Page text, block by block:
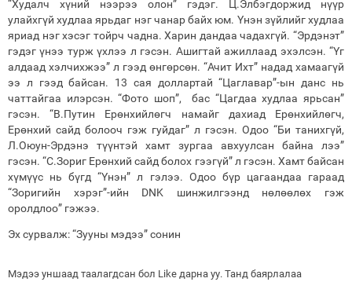
“Худалч хүний нээрээ олон” гэдэг. Ц.Элбэгдоржид нүүр
улайхгүй худлаа ярьдаг нэг чанар байх юм. Үнэн зүйлийг худлаа
яриад нэг хэсэг тойрч чадна. Харин дандаа чадахгүй. “Эрдэнэт”
гэдэг үнээ турж үхлээ л гэсэн. Ашигтай ажиллаад эхэлсэн. “Үг
алдаад хэлчихжээ” л гээд өнгөрсөн. “Ачит Ихт” надад хамаагүй
ээ л гээд байсан. 13 сая доллартай “Цаглавар”-ын данс нь
чаттайгаа илэрсэн. “Фото шоп”, бас “Цагдаа худлаа ярьсан”
гэсэн. “В.Путин Ерөнхийлөгч намайг дахиад Ерөнхийлөгч,
Ерөнхий сайд болооч гэж гуйдаг” л гэсэн. Одоо “Би танихгүй,
Л.Оюун-Эрдэнэ түүнтэй хамт зургаа авхуулсан байна лээ”
гэсэн. “C.Зориг Ерөнхий сайд болох гээгүй” л гэсэн. Хамт байсан
хүмүүс нь бүгд “Үнэн” л гэлээ. Одоо бүр цагаандаа гараад
“Зоригийн хэрэг”-ийн DNK шинжилгээнд нөлөөлөх гэж
оролдлоо” гэжээ.
Эх сурвалж: “Зууны мэдээ” сонин
Мэдээ уншаад таалагдсан бол Like дарна уу. Танд баярлалаа